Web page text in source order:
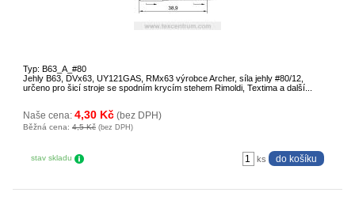
Typ: B63_A_#80
Jehly B63, DVx63, UY121GAS, RMx63 výrobce Archer, síla jehly #80/12,
určeno pro šicí stroje se spodním krycím stehem Rimoldi, Textima a další...
Naše cena: 4,30 Kč (bez DPH)
Běžná cena: 4,5 Kč (bez DPH)
stav skladu ks